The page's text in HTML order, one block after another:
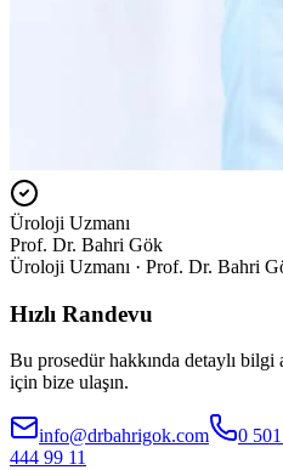
Üroloji Uzmanı
Prof. Dr. Bahri Gök
Üroloji Uzmanı · Prof. Dr. Bahri
Hızlı Randevu
Bu prosedür hakkında detaylı
için bize ulaşın.
info@drbahrigok.com 0
444 99 11